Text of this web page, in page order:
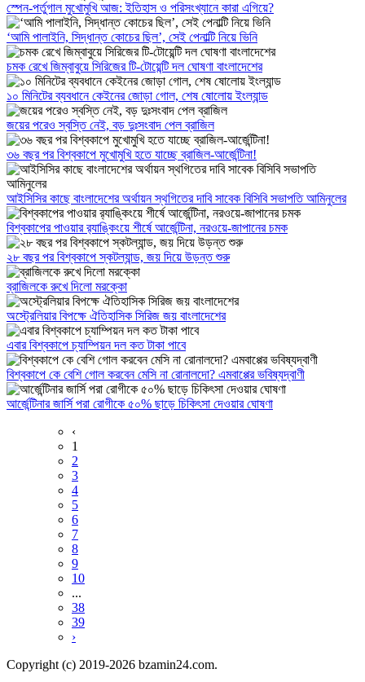
স্পেন-পর্তুগাল মুখোমুখি আজ: ইতিহাস ও পরিসংখ্যানে কারা এগিয়ে?
‘আমি পালাইনি, সিদ্ধান্ত কোচের ছিল’, সেই পেনাল্টি নিয়ে ভিনি
চমক রেখে জিম্বাবুয়ে সিরিজের টি-টোয়েন্টি দল ঘোষণা বাংলাদেশের
১০ মিনিটের ব্যবধানে কেইনের জোড়া গোল, শেষ ষোলোয় ইংল্যান্ড
জয়ের পরেও স্বস্তি নেই, বড় দুঃসংবাদ পেল ব্রাজিল
৩৬ বছর পর বিশ্বকাপে মুখোমুখি হতে যাচ্ছে ব্রাজিল-আর্জেন্টিনা!
আইসিসির কাছে বাংলাদেশের অর্থায়ন স্থগিতের দাবি সাবেক বিসিবি সভাপতি আমিনুলের
বিশ্বকাপের পাওয়ার র‌্যাঙ্কিংয়ে শীর্ষে আর্জেন্টিনা, নরওয়ে-জাপানের চমক
২৮ বছর পর বিশ্বকাপে স্কটল্যান্ড, জয় দিয়ে উড়ন্ত শুরু
ব্রাজিলকে রুখে দিলো মরক্কো
অস্ট্রেলিয়ার বিপক্ষে ঐতিহাসিক সিরিজ জয় বাংলাদেশের
এবার বিশ্বকাপে চ্যাম্পিয়ন দল কত টাকা পাবে
বিশ্বকাপে কে বেশি গোল করবেন মেসি না রোনালদো? এমবাপ্পের ভবিষ্যদ্বাণী
আর্জেন্টিনার জার্সি পরা রোগীকে ৫০% ছাড়ে চিকিৎসা দেওয়ার ঘোষণা
‹
1
2
3
4
5
6
7
8
9
10
...
38
39
›
Copyright (c) 2019-2026 bzamin24.com.